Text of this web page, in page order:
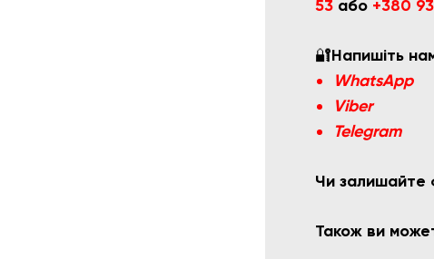
53 або +380
🔐Напишіть
WhatsApp
Viber
Telegram
Чи залишайте
Також ви